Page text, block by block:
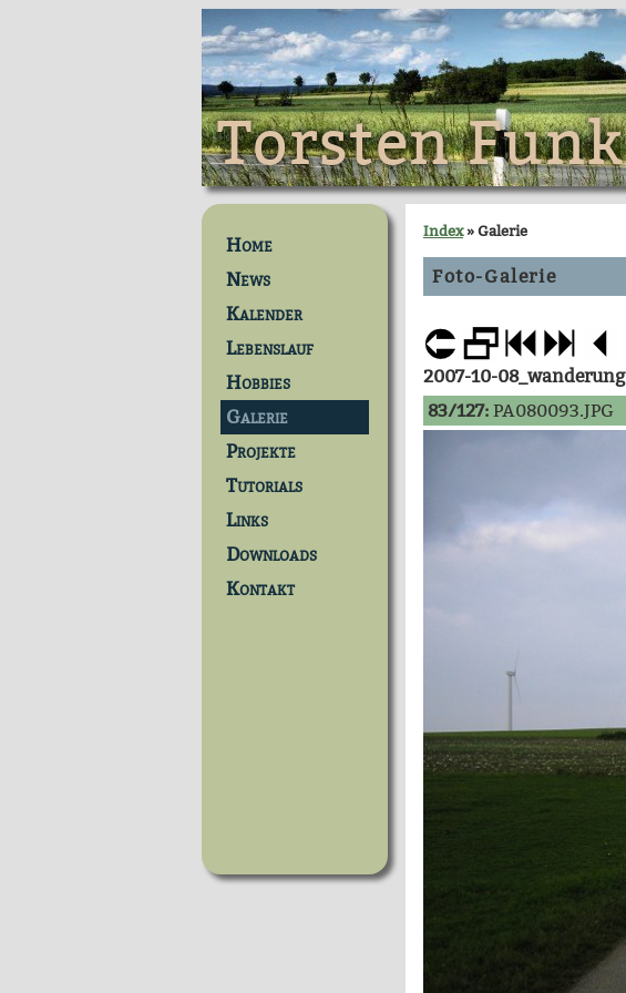
Torsten Funk
Home
News
Kalender
Lebenslauf
Hobbies
Galerie
Projekte
Tutorials
Links
Downloads
Kontakt
Index» Galerie
Foto-Galerie
2007-10-08_wanderung
83/127: PA080093.JPG